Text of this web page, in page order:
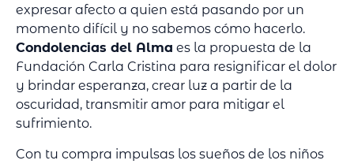
expresar afecto a quien está pasando por un
momento difícil y no sabemos cómo hacerlo.
Condolencias del Alma es la propuesta de la
Fundación Carla Cristina para resignificar el dolor
y brindar esperanza, crear luz a partir de la
oscuridad, transmitir amor para mitigar el
sufrimiento.
Con tu compra impulsas los sueños de los niños